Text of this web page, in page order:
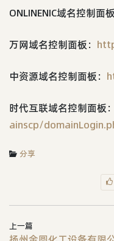
ONLINENIC域名控制面板
万网域名控制面板：
中资源域名控制面板：
时代互联域名控制面板：
ainscp/
分享
上一篇